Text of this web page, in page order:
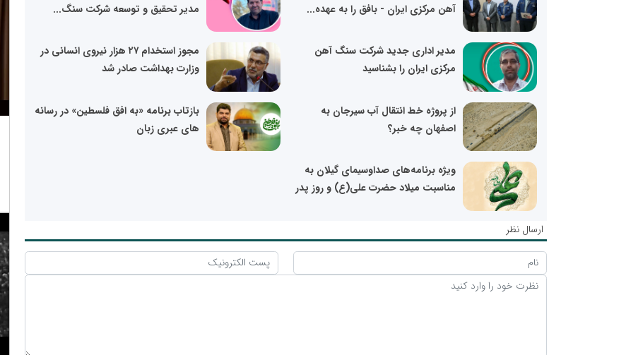
آهن مرکزی ایران - بافق را به عهده...
مدیر تحقیق و توسعه شرکت سنگ...
مدیر اداری جدید شرکت سنگ آهن
مرکزی ایران را بشناسید
مجوز استخدام ۲۷ هزار نیروی انسانی در
وزارت بهداشت صادر شد
از پروژه خط انتقال آب سیرجان به
اصفهان چه خبر؟
بازتاب برنامه «به افق فلسطین» در رسانه
های عبری زبان
ویژه برنامه‌های صداوسیمای گیلان به
مناسبت میلاد حضرت علی(ع) و روز پدر
ارسال نظر